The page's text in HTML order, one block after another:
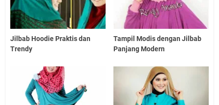
Jilbab Hoodie Praktis dan
Trendy
Tampil Modis dengan Jilbab
Panjang Modern